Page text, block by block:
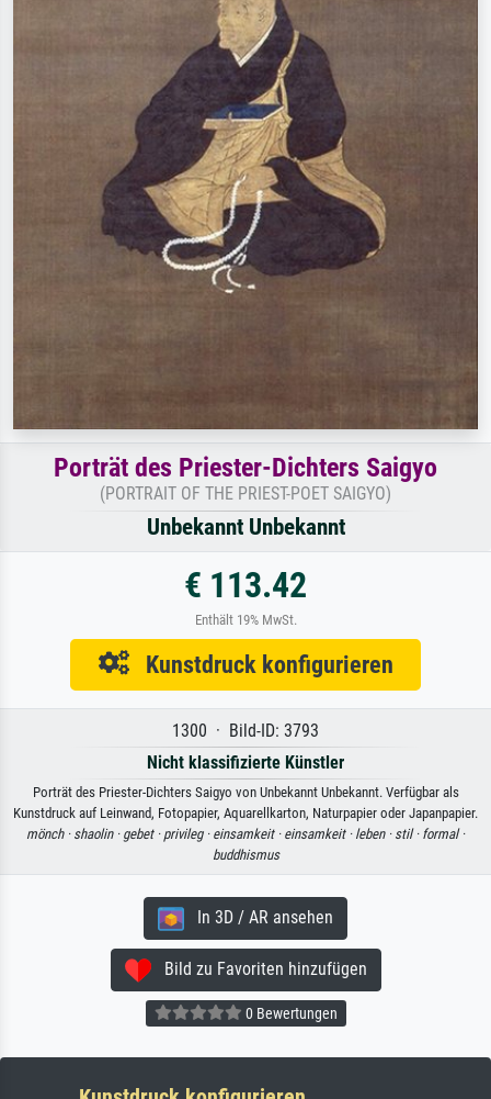
Porträt des Priester-Dichters Saigyo
(PORTRAIT OF THE PRIEST-POET SAIGYO)
Unbekannt Unbekannt
€ 113.42
Enthält 19% MwSt.
Kunstdruck konfigurieren
1300 · Bild-ID: 3793
Nicht klassifizierte Künstler
Porträt des Priester-Dichters Saigyo von Unbekannt Unbekannt. Verfügbar als
Kunstdruck auf Leinwand, Fotopapier, Aquarellkarton, Naturpapier oder Japanpapier.
mönch · shaolin · gebet · privileg · einsamkeit · einsamkeit · leben · stil · formal ·
buddhismus
In 3D / AR ansehen
Bild zu Favoriten hinzufügen
0 Bewertungen